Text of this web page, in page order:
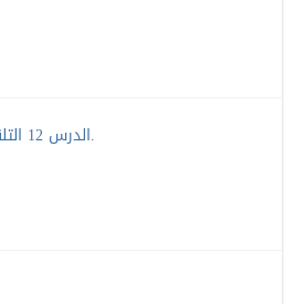
الدرس 12 التلقيح المجهري، وطفل الأنابيب.